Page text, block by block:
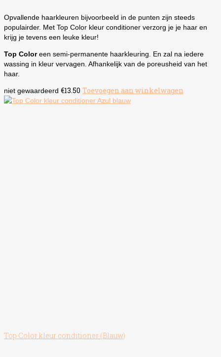
Opvallende haarkleuren bijvoorbeeld in de punten zijn steeds
populairder. Met Top Color kleur conditioner verzorg je je haar en
krijg je tevens een leuke kleur!
Top Coloreen semi-permanente haarkleuring. En zal na iedere
wassing in kleur vervagen. Afhankelijk van de poreusheid van het
haar.
niet gewaardeerd €13.50 Toevoegen aan winkelwagen
Top Color kleur conditioner (Blauw)